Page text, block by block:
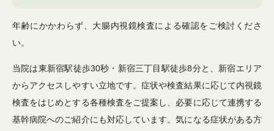
年齢にかかわらず、大腸内視鏡検査による確認をご検討くださ
い。
当院は東新宿駅徒歩30秒・新宿三丁目駅徒歩8分と、新宿エリア
からアクセスしやすい立地です。症状や検査結果に応じて内視鏡
検査をはじめとする各種検査をご提案し、必要に応じて連携する
基幹病院へのご紹介にも対応しています。気になる症状がある方